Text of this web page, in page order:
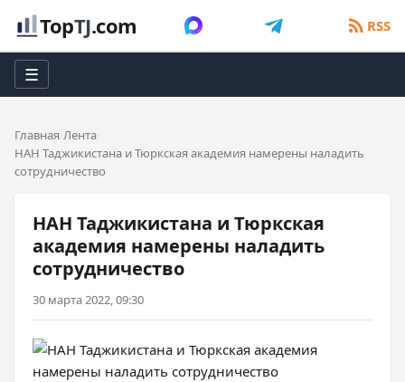
TopTJ.com RSS
☰
Главная Лента
НАН Таджикистана и Тюркская академия намерены наладить
сотрудничество
НАН Таджикистана и Тюркская
академия намерены наладить
сотрудничество
30 марта 2022, 09:30